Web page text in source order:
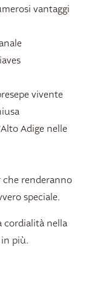
vantaggi
vivente
Adige nelle
che renderanno
speciale.
cordialità nella
in più.